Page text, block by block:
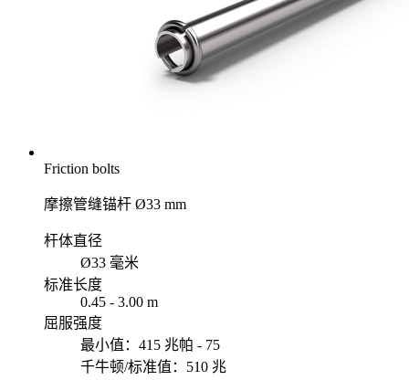
Friction bolts
摩擦管缝锚杆 Ø33 mm
杆体直径
Ø33 毫米
标准长度
0.45 - 3.00 m
屈服强度
最小值：415 兆帕 - 75
千牛顿/标准值：510 兆